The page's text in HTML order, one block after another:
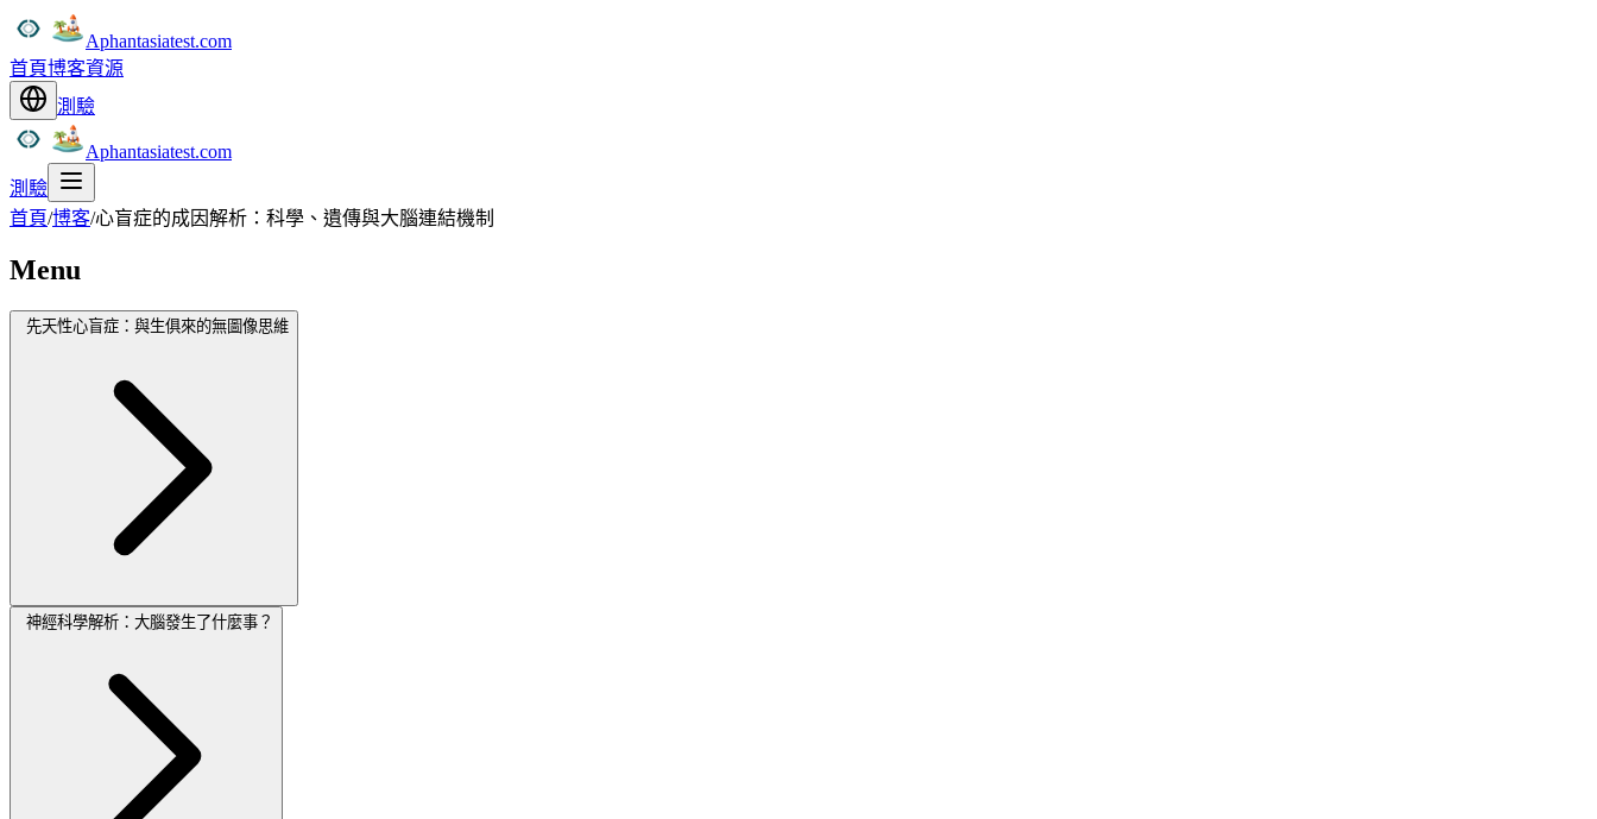
Aphantasiatest.com
首頁博客資源
測驗
Aphantasiatest.com
測驗
首頁/博客/心盲症的成因解析：科學、遺傳與大腦連結機制
Menu
先天性心盲症：與生俱來的無圖像思維
神經科學解析：大腦發生了什麼事？